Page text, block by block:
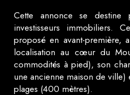
Cette annonce se destine
investisseurs immobiliers.
proposé en avant-première,
localisation au cœur du
commodités à pied), son
une ancienne maison de ville)
plages (400 mètres).